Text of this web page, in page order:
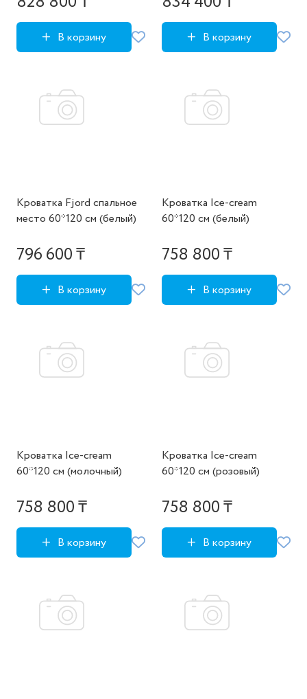
В корзину В корзину
Кроватка Fjord спальное
место 60*120 см (белый)
796 600 ₸
В корзину
Кроватка Ice-cream
60*120 см (белый)
758 800 ₸
В корзину
Кроватка Ice-cream
60*120 см (молочный)
758 800 ₸
В корзину
Кроватка Ice-cream
60*120 см (розовый)
758 800 ₸
В корзину